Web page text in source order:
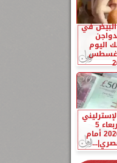
في
اليوم
5 أغسطس
اليوم الأربعاء 5
أغسطس 2026 أمام